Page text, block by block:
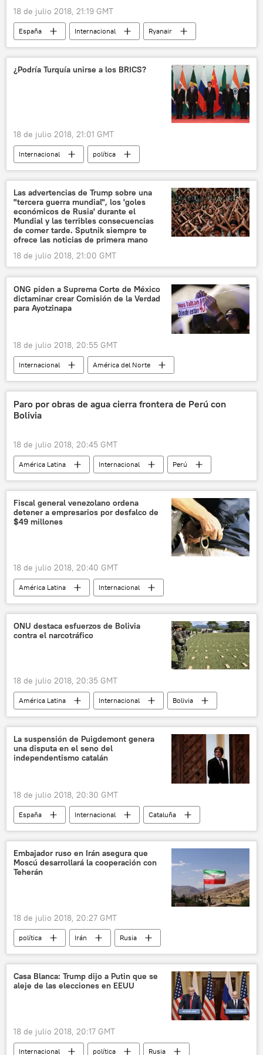
18 de julio 2018, 21:19 GMT
España Internacional
Ryanair
huelga
noticias
¿Podría Turquía unirse a los BRICS?
18 de julio 2018, 21:01 GMT
Internacional
política
🌍 Oriente Medio
Economía
Turquía
Recep Tayyip Erdogan
BRICS
bloques
invitación
opinión
X Cumbre de los BRICS en Sudáfrica (2018)
noticias
Las advertencias de Trump sobre una
"tercera guerra mundial", los 'goles
económicos de Rusia' durante el
Mundial y las terribles consecuencias
de comer tarde. Sputnik siempre te
ofrece las noticias de primera mano
18 de julio 2018, 21:00 GMT
ONG piden a Suprema Corte de México
dictaminar crear Comisión de la Verdad
para Ayotzinapa
18 de julio 2018, 20:55 GMT
Internacional
América del Norte
México
📰 Caso Ayotzinapa noticias
Paro por obras de agua cierra frontera de Perú con
Bolivia
18 de julio 2018, 20:45 GMT
América Latina Internacional
Perú
Bolivia
mercado laboral noticias
Fiscal general venezolano ordena
detener a empresarios por desfalco de
$49 millones
18 de julio 2018, 20:40 GMT
América Latina
Internacional
Venezuela
detención noticias
ONU destaca esfuerzos de Bolivia
contra el narcotráfico
18 de julio 2018, 20:35 GMT
América Latina Internacional
Bolivia
ONU
narcotráfico noticias
La suspensión de Puigdemont genera
una disputa en el seno del
independentismo catalán
18 de julio 2018, 20:30 GMT
España Internacional
Cataluña
Carles Puigdemont
noticias
Embajador ruso en Irán asegura que
Moscú desarrollará la cooperación con
Teherán
18 de julio 2018, 20:27 GMT
política Irán
Rusia
noticias
Casa Blanca: Trump dijo a Putin que se
aleje de las elecciones en EEUU
18 de julio 2018, 20:17 GMT
Internacional política
Rusia